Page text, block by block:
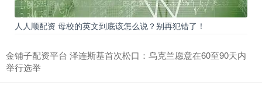
人人顺配资 母校的英文到底该怎么说？别再犯错了！
金铺子配资平台 泽连斯基首次松口：乌克兰愿意在60至90天内
举行选举